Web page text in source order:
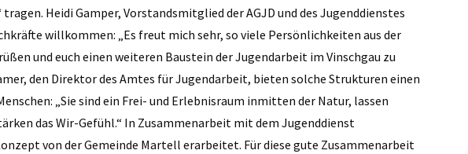
tragen. Heidi Gamper, Vorstandsmitglied der AGJD und des Jugenddienstes
willkommen: „Es freut mich sehr, so viele Persönlichkeiten aus der
und euch einen weiteren Baustein der Jugendarbeit im Vinschgau zu
den Direktor des Amtes für Jugendarbeit, bieten solche Strukturen einen
„Sie sind ein Frei- und Erlebnisraum inmitten der Natur, lassen
das Wir-Gefühl.“ In Zusammenarbeit mit dem Jugenddienst
von der Gemeinde Martell erarbeitet. Für diese gute Zusammenarbeit